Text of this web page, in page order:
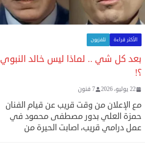
الأكثر قراءة تلفزيون
بعد كل شي .. لماذا ليس خالد النبوي
؟!
22 يوليو، 2026 7 فنون
مع الإعلان من وقت قريب عن قيام الفنان
حمزة العلي بدور مصطفى محمود في
عمل درامي قريب، اصابت الحيرة من